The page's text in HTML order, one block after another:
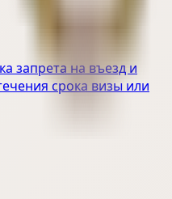
запрета на въезд и
срока визы или